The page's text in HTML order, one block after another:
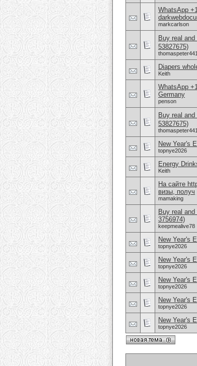
WhatsApp
markcarlson
Buy real
53827675)
thomaspeter441
Diapers
Keith
WhatsApp
Germany
penson
Buy real
53827675)
thomaspeter441
New Year's
topnye2026
Energy
Keith
На сайте
визы, получ
mamaking
Buy real
3756974)
keepmealive78
New Year's
topnye2026
New Year's
topnye2026
New Year's
topnye2026
New Year's
topnye2026
New Year's
topnye2026